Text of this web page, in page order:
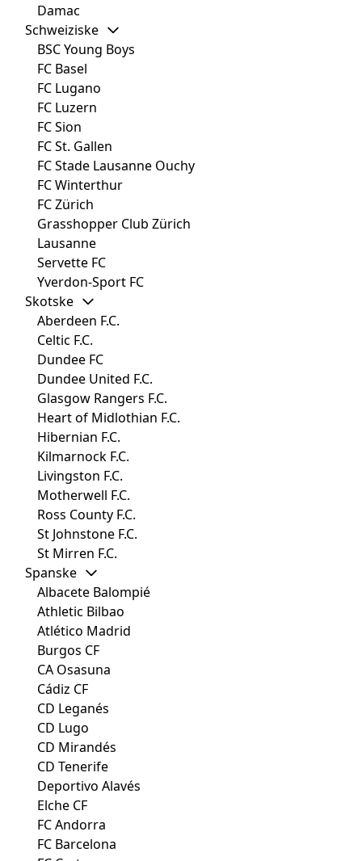
Damac
Schweiziske
BSC Young Boys
FC Basel
FC Lugano
FC Luzern
FC Sion
FC St. Gallen
FC Stade Lausanne Ouchy
FC Winterthur
FC Zürich
Grasshopper Club Zürich
Lausanne
Servette FC
Yverdon-Sport FC
Skotske
Aberdeen F.C.
Celtic F.C.
Dundee FC
Dundee United F.C.
Glasgow Rangers F.C.
Heart of Midlothian F.C.
Hibernian F.C.
Kilmarnock F.C.
Livingston F.C.
Motherwell F.C.
Ross County F.C.
St Johnstone F.C.
St Mirren F.C.
Spanske
Albacete Balompié
Athletic Bilbao
Atlético Madrid
Burgos CF
CA Osasuna
Cádiz CF
CD Leganés
CD Lugo
CD Mirandés
CD Tenerife
Deportivo Alavés
Elche CF
FC Andorra
FC Barcelona